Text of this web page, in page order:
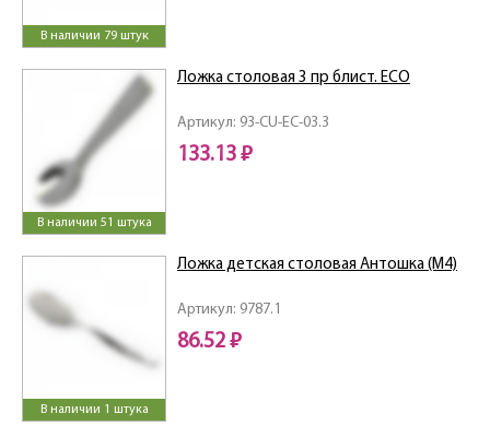
В наличии 79 штук
В наличии 51 штука
Артикул: 93-CU-EC-03.3
Ложка столовая 3 пр блист. ECO
133.13 ₽
В наличии 1 штука
Артикул: 9787.1
Ложка детская столовая Антошка (М4)
86.52 ₽